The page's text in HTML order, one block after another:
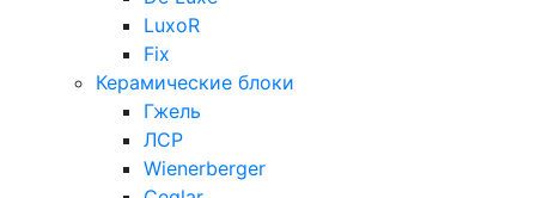
LuxoR
Fix
Керамические блоки
Гжель
ЛСР
Wienerberger